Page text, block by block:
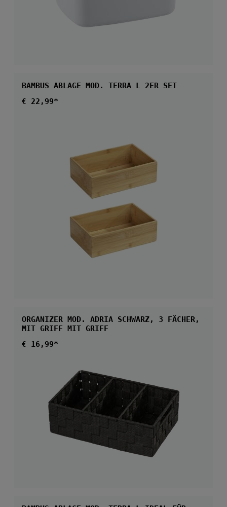
BAMBUS ABLAGE MOD. TERRA L 2ER SET
Regulärer Preis:
€ 22,99*
ORGANIZER MOD. ADRIA SCHWARZ, 3 FÄCHER,
MIT GRIFF MIT GRIFF
Regulärer Preis:
€ 16,99*